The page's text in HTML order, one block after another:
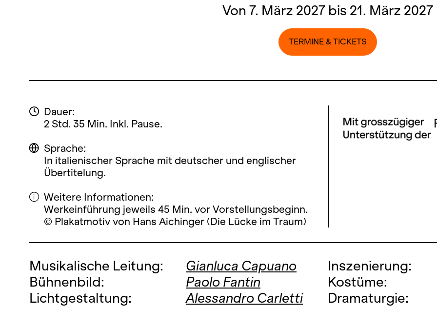
Von 7. März 2027 bis 21. März 2027
TERMINE & TICKETS
Dauer:
2 Std. 35 Min. Inkl. Pause.
Sprache:
In italienischer Sprache mit deutscher und englischer
Übertitelung.
Weitere Informationen:
Werkeinführung jeweils 45 Min. vor Vorstellungsbeginn.
© Plakatmotiv von Hans Aichinger (Die Lücke im Traum)
Musikalische Leitung: Gianluca Capuano Inszenierung:
Bühnenbild:
Paolo Fantin Kostüme:
Lichtgestaltung:
Alessandro Carletti Dramaturgie: